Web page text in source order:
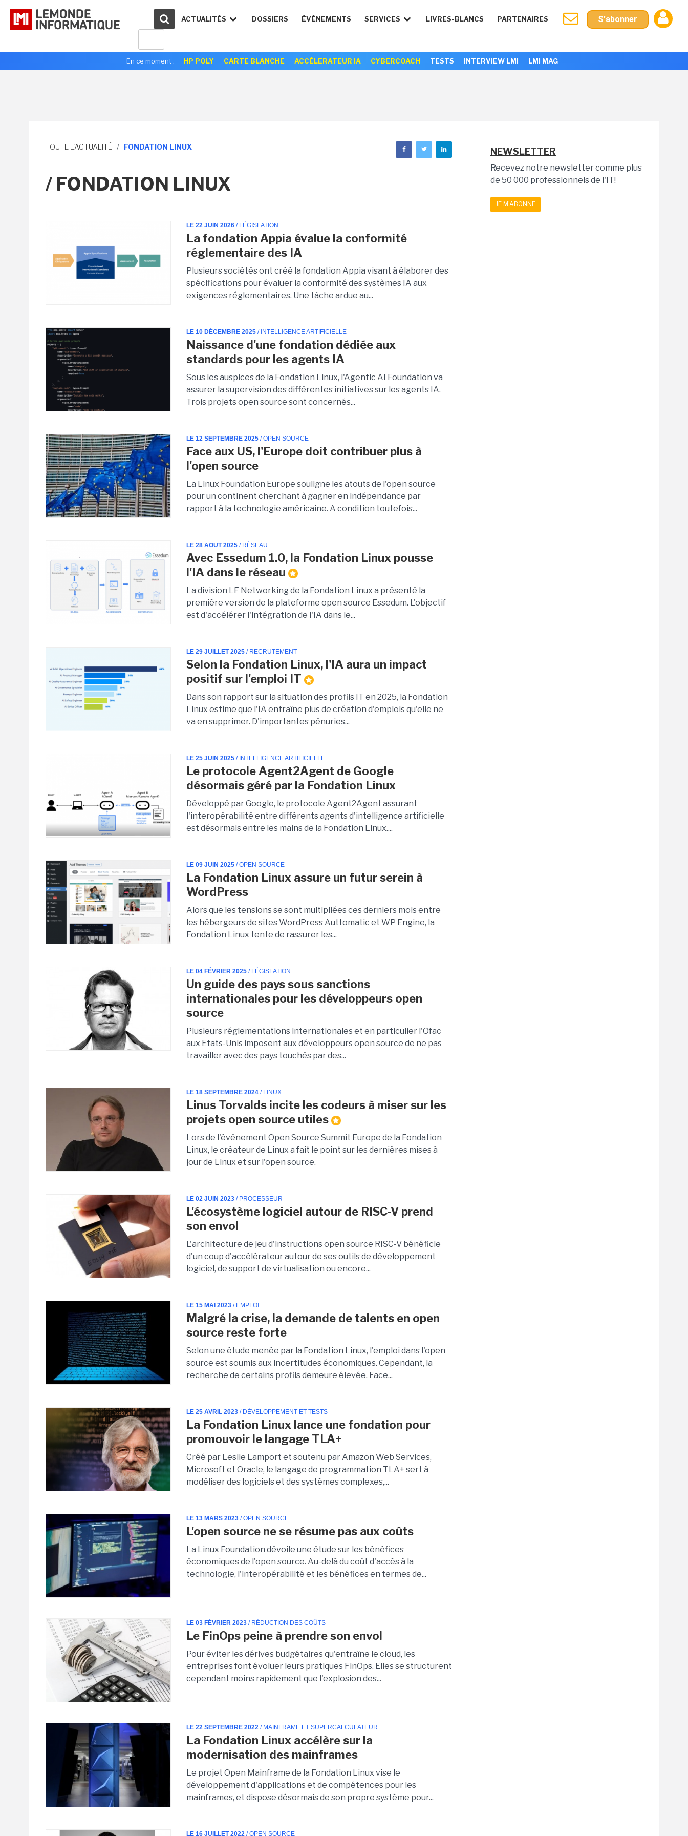
ACTUALITÉS DOSSIERS ÉVÉNEMENTS SERVICES LIVRES-BLANCS PARTENAIRES S'abonner
En ce moment : HP POLY CARTE BLANCHE ACCÉLERATEUR IA CYBERCOACH TESTS INTERVIEW LMI LMI MAG
TOUTE L'ACTUALITÉ / FONDATION LINUX
/ FONDATION LINUX
LE 22 JUIN 2026 / LÉGISLATION
La fondation Appia évalue la conformité
réglementaire des IA
Plusieurs sociétés ont créé la fondation Appia visant à élaborer des
spécifications pour évaluer la conformité des systèmes IA aux
exigences réglementaires. Une tâche ardue au...
LE 10 DÉCEMBRE 2025 / INTELLIGENCE ARTIFICIELLE
Naissance d'une fondation dédiée aux
standards pour les agents IA
Sous les auspices de la Fondation Linux, l'Agentic AI Foundation va
assurer la supervision des différentes initiatives sur les agents IA.
Trois projets open source sont concernés...
LE 12 SEPTEMBRE 2025 / OPEN SOURCE
Face aux US, l'Europe doit contribuer plus à
l'open source
La Linux Foundation Europe souligne les atouts de l'open source
pour un continent cherchant à gagner en indépendance par
rapport à la technologie américaine. A condition toutefois...
LE 28 AOUT 2025 / RÉSEAU
Avec Essedum 1.0, la Fondation Linux pousse
l'IA dans le réseau
La division LF Networking de la Fondation Linux a présenté la
première version de la plateforme open source Essedum. L'objectif
est d'accélérer l'intégration de l'IA dans le...
LE 29 JUILLET 2025 / RECRUTEMENT
Selon la Fondation Linux, l'IA aura un impact
positif sur l'emploi IT
Dans son rapport sur la situation des profils IT en 2025, la Fondation
Linux estime que l'IA entraîne plus de création d'emplois qu'elle ne
va en supprimer. D'importantes pénuries...
LE 25 JUIN 2025 / INTELLIGENCE ARTIFICIELLE
Le protocole Agent2Agent de Google
désormais géré par la Fondation Linux
Développé par Google, le protocole Agent2Agent assurant
l'interopérabilité entre différents agents d'intelligence artificielle
est désormais entre les mains de la Fondation Linux....
LE 09 JUIN 2025 / OPEN SOURCE
La Fondation Linux assure un futur serein à
WordPress
Alors que les tensions se sont multipliées ces derniers mois entre
les hébergeurs de sites WordPress Auttomatic et WP Engine, la
Fondation Linux tente de rassurer les...
LE 04 FÉVRIER 2025 / LÉGISLATION
Un guide des pays sous sanctions
internationales pour les développeurs open
source
Plusieurs réglementations internationales et en particulier l'Ofac
aux Etats-Unis imposent aux développeurs open source de ne pas
travailler avec des pays touchés par des...
LE 18 SEPTEMBRE 2024 / LINUX
Linus Torvalds incite les codeurs à miser sur les
projets open source utiles
Lors de l'événement Open Source Summit Europe de la Fondation
Linux, le créateur de Linux a fait le point sur les dernières mises à
jour de Linux et sur l'open source.
LE 02 JUIN 2023 / PROCESSEUR
L'écosystème logiciel autour de RISC-V prend
son envol
L'architecture de jeu d'instructions open source RISC-V bénéficie
d'un coup d'accélérateur autour de ses outils de développement
logiciel, de support de virtualisation ou encore...
LE 15 MAI 2023 / EMPLOI
Malgré la crise, la demande de talents en open
source reste forte
Selon une étude menée par la Fondation Linux, l'emploi dans l'open
source est soumis aux incertitudes économiques. Cependant, la
recherche de certains profils demeure élevée. Face...
LE 25 AVRIL 2023 / DÉVELOPPEMENT ET TESTS
La Fondation Linux lance une fondation pour
promouvoir le langage TLA+
Créé par Leslie Lamport et soutenu par Amazon Web Services,
Microsoft et Oracle, le langage de programmation TLA+ sert à
modéliser des logiciels et des systèmes complexes,...
LE 13 MARS 2023 / OPEN SOURCE
L'open source ne se résume pas aux coûts
La Linux Foundation dévoile une étude sur les bénéfices
économiques de l'open source. Au-delà du coût d'accès à la
technologie, l'interopérabilité et les bénéfices en termes de...
LE 03 FÉVRIER 2023 / RÉDUCTION DES COÛTS
Le FinOps peine à prendre son envol
Pour éviter les dérives budgétaires qu'entraîne le cloud, les
entreprises font évoluer leurs pratiques FinOps. Elles se structurent
cependant moins rapidement que l'explosion des...
LE 22 SEPTEMBRE 2022 / MAINFRAME ET SUPERCALCULATEUR
La Fondation Linux accélère sur la
modernisation des mainframes
Le projet Open Mainframe de la Fondation Linux vise le
développement d'applications et de compétences pour les
mainframes, et dispose désormais de son propre système pour...
LE 16 JUILLET 2022 / OPEN SOURCE
NEWSLETTER
Recevez notre newsletter comme plus
de 50 000 professionnels de l'IT!
JE M'ABONNE